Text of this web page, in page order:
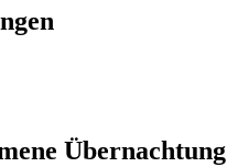
Übernachtung